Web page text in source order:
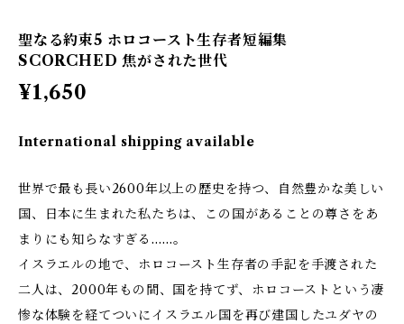
聖なる約束5 ホロコースト生存者短編集
SCORCHED 焦がされた世代
¥1,650
International shipping available
世界で最も長い2600年以上の歴史を持つ、自然豊かな美しい
国、日本に生まれた私たちは、この国があることの尊さをあ
まりにも知らなすぎる……。
イスラエルの地で、ホロコースト生存者の手記を手渡された
二人は、2000年もの間、国を持てず、ホロコーストという凄
惨な体験を経てついにイスラエル国を再び建国したユダヤの